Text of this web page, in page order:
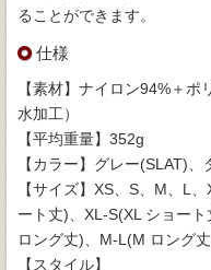
ることができます。
仕様
【素材】ナイロン94%＋
水加工）
【平均重量】352g
【カラー】グレー(SLAT)
【サイズ】XS、S、M、L
ート丈)、XL-S(XL ショー
ロング丈)、M-L(M ロング
【スタイル】